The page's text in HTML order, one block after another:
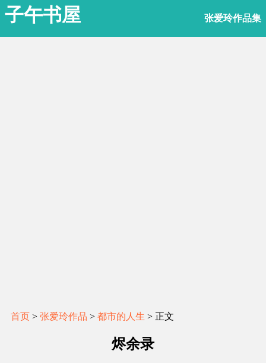
子午书屋 张爱玲作品集
首页 > 张爱玲作品 > 都市的人生 > 正文
烬余录